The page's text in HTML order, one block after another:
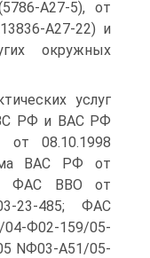
А27-5), от
А27-22) и
окружных
услуг
РФ и ВАС РФ
от 08.10.1998
ВАС РФ от
ФАС ВВО от
23-485; ФАС
04-Ф02-159/05-
NФ03-А51/05-